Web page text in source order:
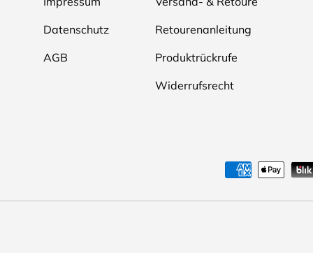
Datenschutz
AGB
Retourenanleitung
Produktrückrufe
Widerrufsrecht
Zahlungsmethoden